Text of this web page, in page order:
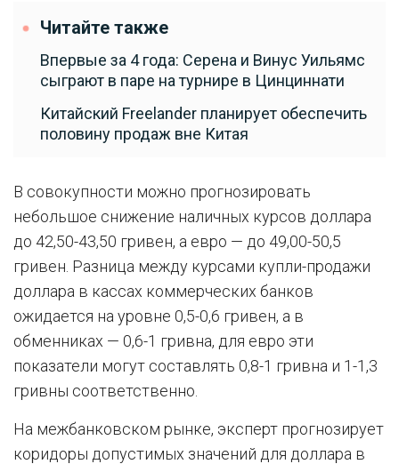
Читайте также
Впервые за 4 года: Серена и Винус Уильямс
сыграют в паре на турнире в Цинциннати
Китайский Freelander планирует обеспечить
половину продаж вне Китая
В совокупности можно прогнозировать
небольшое снижение наличных курсов доллара
до 42,50-43,50 гривен, а евро — до 49,00-50,5
гривен. Разница между курсами купли-продажи
доллара в кассах коммерческих банков
ожидается на уровне 0,5-0,6 гривен, а в
обменниках — 0,6-1 гривна, для евро эти
показатели могут составлять 0,8-1 гривна и 1-1,3
гривны соответственно.
На межбанковском рынке, эксперт прогнозирует
коридоры допустимых значений для доллара в